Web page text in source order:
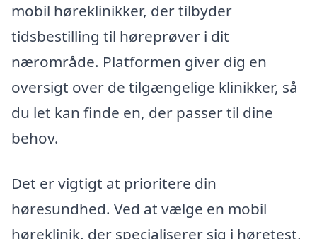
mobil høreklinikker, der tilbyder
tidsbestilling til høreprøver i dit
nærområde. Platformen giver dig en
oversigt over de tilgængelige klinikker, så
du let kan finde en, der passer til dine
behov.
Det er vigtigt at prioritere din
høresundhed. Ved at vælge en mobil
høreklinik, der specialiserer sig i høretest,